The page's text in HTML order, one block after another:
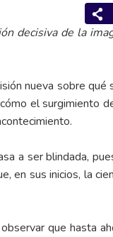
decisiva de la
nueva sobre qué
el surgimiento
a ser blindada,
en sus inicios, la
que hasta